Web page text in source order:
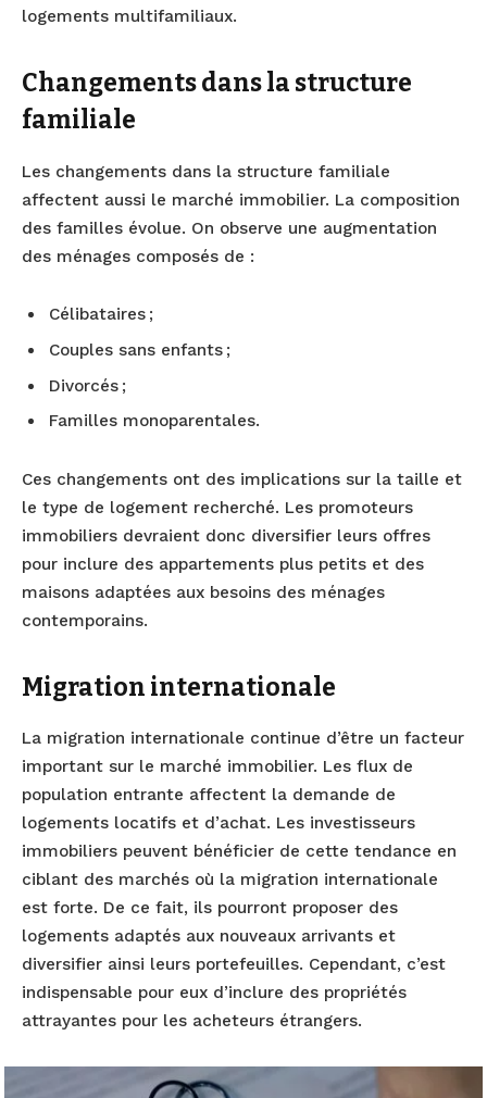
logements multifamiliaux.
Changements dans la structure
familiale
Les changements dans la structure familiale
affectent aussi le marché immobilier. La composition
des familles évolue. On observe une augmentation
des ménages composés de :
Célibataires ;
Couples sans enfants ;
Divorcés ;
Familles monoparentales.
Ces changements ont des implications sur la taille et
le type de logement recherché. Les promoteurs
immobiliers devraient donc diversifier leurs offres
pour inclure des appartements plus petits et des
maisons adaptées aux besoins des ménages
contemporains.
Migration internationale
La migration internationale continue d’être un facteur
important sur le marché immobilier. Les flux de
population entrante affectent la demande de
logements locatifs et d’achat. Les investisseurs
immobiliers peuvent bénéficier de cette tendance en
ciblant des marchés où la migration internationale
est forte. De ce fait, ils pourront proposer des
logements adaptés aux nouveaux arrivants et
diversifier ainsi leurs portefeuilles. Cependant, c’est
indispensable pour eux d’inclure des propriétés
attrayantes pour les acheteurs étrangers.